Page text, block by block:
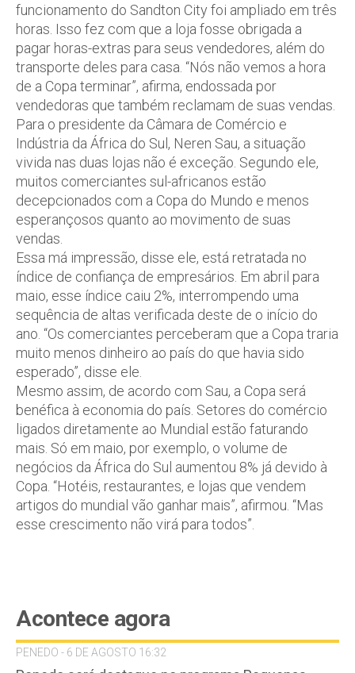
funcionamento do Sandton City foi ampliado em três
horas. Isso fez com que a loja fosse obrigada a
pagar horas-extras para seus vendedores, além do
transporte deles para casa. “Nós não vemos a hora
de a Copa terminar”, afirma, endossada por
vendedoras que também reclamam de suas vendas.
Para o presidente da Câmara de Comércio e
Indústria da África do Sul, Neren Sau, a situação
vivida nas duas lojas não é exceção. Segundo ele,
muitos comerciantes sul-africanos estão
decepcionados com a Copa do Mundo e menos
esperançosos quanto ao movimento de suas
vendas.
Essa má impressão, disse ele, está retratada no
índice de confiança de empresários. Em abril para
maio, esse índice caiu 2%, interrompendo uma
sequência de altas verificada deste de o início do
ano. “Os comerciantes perceberam que a Copa traria
muito menos dinheiro ao país do que havia sido
esperado”, disse ele.
Mesmo assim, de acordo com Sau, a Copa será
benéfica à economia do país. Setores do comércio
ligados diretamente ao Mundial estão faturando
mais. Só em maio, por exemplo, o volume de
negócios da África do Sul aumentou 8% já devido à
Copa. “Hotéis, restaurantes, e lojas que vendem
artigos do mundial vão ganhar mais”, afirmou. “Mas
esse crescimento não virá para todos”.
Acontece agora
PENEDO - 6 DE AGOSTO 16:32